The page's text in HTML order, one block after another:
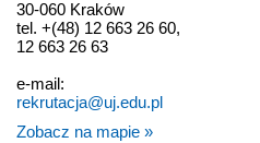
30-060 Kraków
tel. +(48) 12 663 26 60,
12 663 26 63
e-mail:
rekrutacja@uj.edu.pl
Zobacz na mapie »